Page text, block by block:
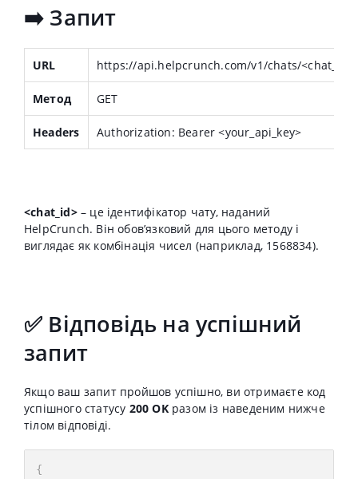
➡️ Запит
URL https://api.helpcrunch.com/v1/chats/
Метод GET
Headers Authorization: Bearer <your_api_key>
<chat_id> – це ідентифікатор чату, наданий
HelpCrunch. Він обов’язковий для цього методу і
виглядає як комбінація чисел (наприклад, 1568834).
✅ Відповідь на успішний
запит
Якщо ваш запит пройшов успішно, ви отримаєте код
успішного статусу 200 OKразом із наведеним нижче
тілом відповіді.
{